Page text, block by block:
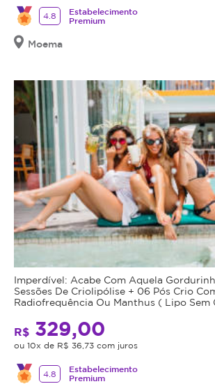
4.8
Estabelecimento
Premium
Moema
Imperdível: Acabe Com Aquela
Sessões De Criolipólise + 06 Pós Crio
Radiofrequência Ou Manthus ( Lipo Sem
R$ 329,00
ou 10x de R$ 36,73 com juros
4.8
Estabelecimento
Premium